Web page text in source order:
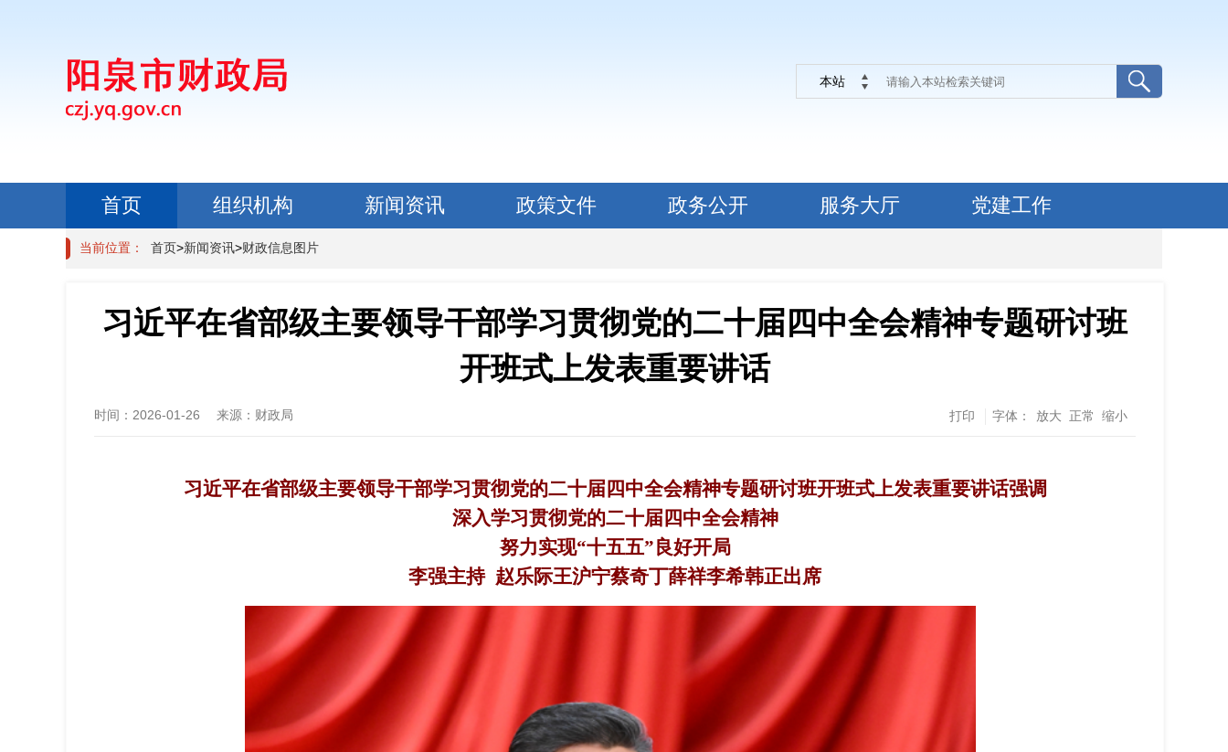
本站
首页 组织机构 新闻资讯 政策文件 政务公开 服务大厅
党建工作
政民互动
当前位置： 首页>新闻资讯>财政信息图片
习近平在省部级主要领导干部学习贯彻党的二十届四中全会精神专题研讨班
开班式上发表重要讲话
时间： 2026-01-26 来源： 财政局 打印 字体： 放大 正常 缩小
习近平在省部级主要领导干部学习贯彻党的二十届四中全会精神专题研讨班开班式上发表重要讲话强调
深入学习贯彻党的二十届四中全会精神
努力实现“十五五”良好开局
李强主持 赵乐际王沪宁蔡奇丁薛祥李希韩正出席